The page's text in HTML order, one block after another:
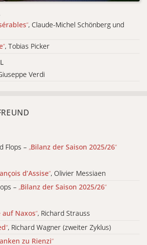
“, Claude-Michel Schönberg und
“, Tobias Picker
Verdi
Flops – „Bilanz der Saison 2025/26“
d’Assise“, Olivier Messiaen
– „Bilanz der Saison 2025/26“
Naxos“, Richard Strauss
“, Richard Wagner (zweiter Zyklus)
zu Rienzi“